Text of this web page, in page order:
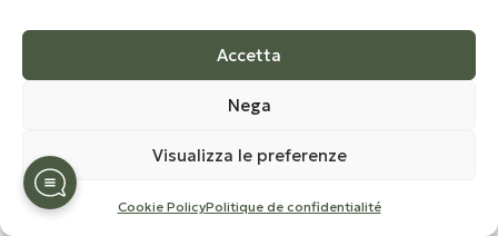
Accetta
Nega
Visualizza le preferenze
Cookie PolicyPolitique de confidentialité